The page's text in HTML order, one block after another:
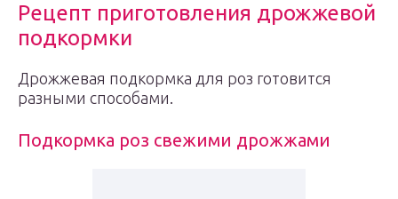
Рецепт приготовления дрожжевой
подкормки
Дрожжевая подкормка для роз готовится
разными способами.
Подкормка роз свежими дрожжами